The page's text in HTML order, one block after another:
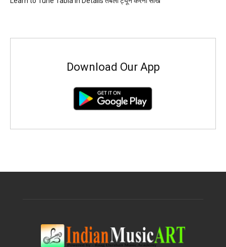
Download Our App